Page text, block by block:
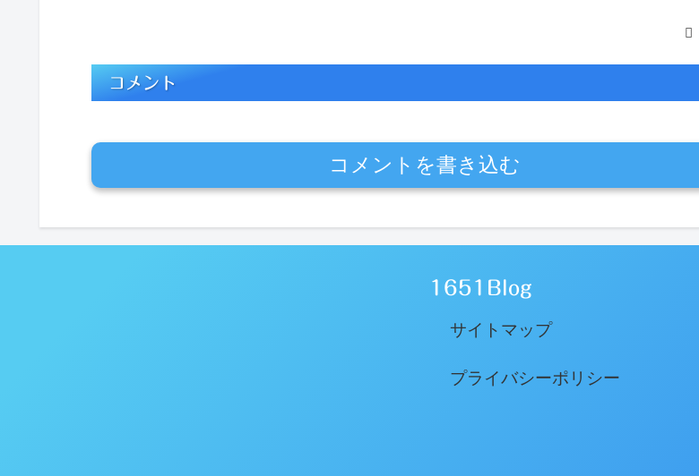
コメント
コメントを書き込む
1651Blog
サイトマップ
プライバシーポリシー